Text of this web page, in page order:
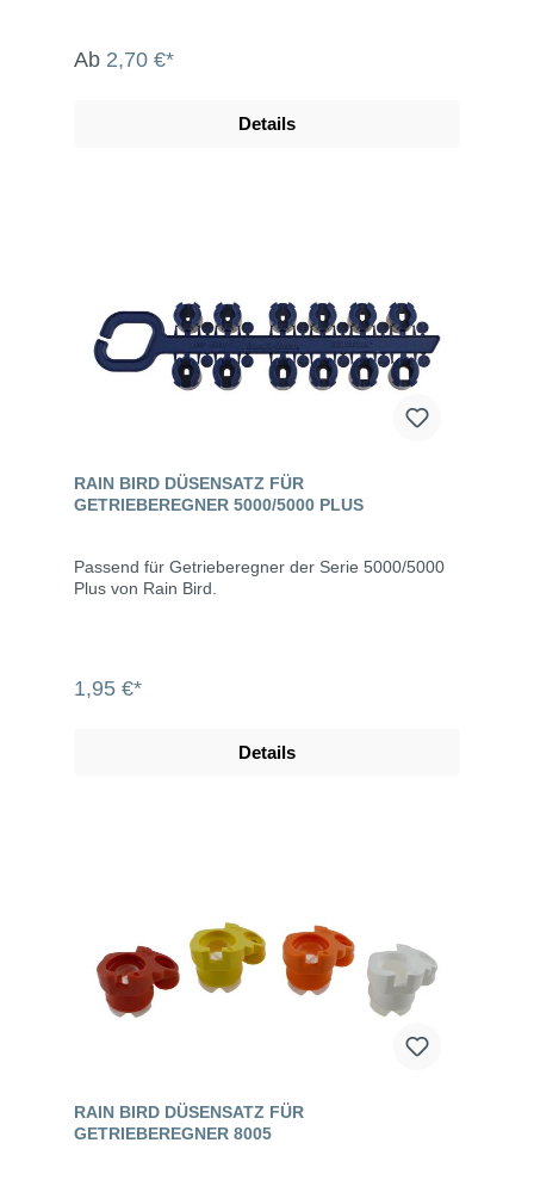
Ab 2,70 €*
Details
RAIN BIRD DÜSENSATZ FÜR
GETRIEBEREGNER 5000/5000 PLUS
Passend für Getrieberegner der Serie 5000/5000
Plus von Rain Bird.
1,95 €*
Details
RAIN BIRD DÜSENSATZ FÜR
GETRIEBEREGNER 8005